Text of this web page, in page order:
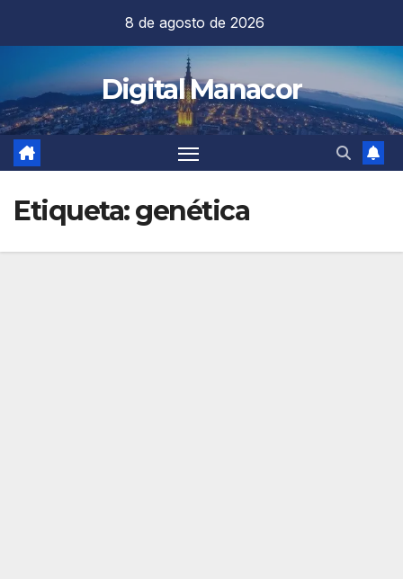
contenido
8 de agosto de 2026
Digital Manacor
Etiqueta:genética